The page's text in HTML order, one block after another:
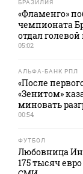
БРАЗИЛИЯ
«Фламенго»
чемпионата
отдал голевой
05:02
АЛЬФА-БАНК РПЛ
«После
«Зенитом»
миновать
00:54
ФУТБОЛ
Любовница
175 тысяч